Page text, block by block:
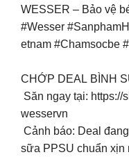
WESSER – Bảo vệ
#Wesser
etnam #Chamsocbe
CHỚP DEAL BÌNH
Săn ngay tại:
wesservn
Cảnh báo: Deal
sữa PPSU chuẩn xịn